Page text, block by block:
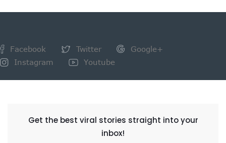
Facebook Twitter
Google+
Instagram
Youtube
Get the best viral stories straight into your
inbox!